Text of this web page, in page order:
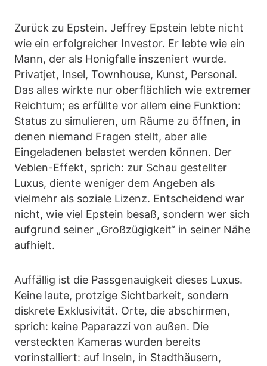
Zurück zu Epstein. Jeffrey Epstein lebte nicht
wie ein erfolgreicher Investor. Er lebte wie ein
Mann, der als Honigfalle inszeniert wurde.
Privatjet, Insel, Townhouse, Kunst, Personal.
Das alles wirkte nur oberflächlich wie extremer
Reichtum; es erfüllte vor allem eine Funktion:
Status zu simulieren, um Räume zu öffnen, in
denen niemand Fragen stellt, aber alle
Eingeladenen belastet werden können. Der
Veblen-Effekt, sprich: zur Schau gestellter
Luxus, diente weniger dem Angeben als
vielmehr als soziale Lizenz. Entscheidend war
nicht, wie viel Epstein besaß, sondern wer sich
aufgrund seiner „Großzügigkeit“ in seiner Nähe
aufhielt.
Auffällig ist die Passgenauigkeit dieses Luxus.
Keine laute, protzige Sichtbarkeit, sondern
diskrete Exklusivität. Orte, die abschirmen,
sprich: keine Paparazzi von außen. Die
versteckten Kameras wurden bereits
vorinstalliert: auf Inseln, in Stadthäusern,